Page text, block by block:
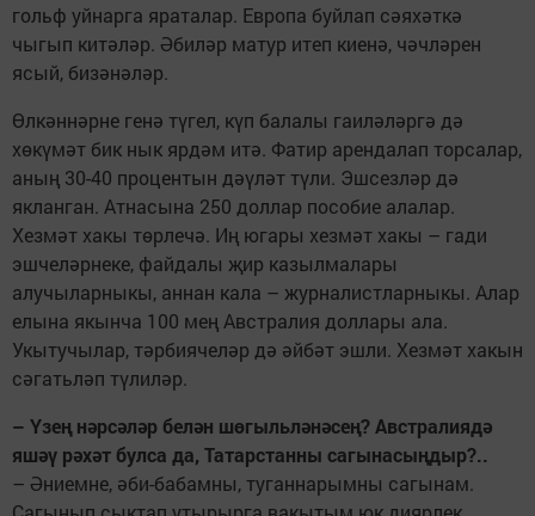
гольф уйнарга яраталар. Европа буйлап сәяхәткә
чыгып китәләр. Әбиләр матур итеп киенә, чәчләрен
ясый, бизәнәләр.
Өлкәннәрне генә түгел, күп балалы гаиләләргә дә
хөкүмәт бик нык ярдәм итә. Фатир арендалап торсалар,
аның 30-40 процентын дәүләт түли. Эшсезләр дә
якланган. Атнасына 250 доллар пособие алалар.
Хезмәт хакы төрлечә. Иң югары хезмәт хакы – гади
эшчеләрнеке, файдалы җир казылмалары
алучыларныкы, аннан кала – журналистларныкы. Алар
елына якынча 100 мең Австралия доллары ала.
Укытучылар, тәрбиячеләр дә әйбәт эшли. Хезмәт хакын
сәгатьләп түлиләр.
– Үзең нәрсәләр белән шөгыльләнәсең? Австралиядә
яшәү рәхәт булса да, Татарстанны сагынасыңдыр?..
– Әниемне, әби-бабамны, туганнарымны сагынам.